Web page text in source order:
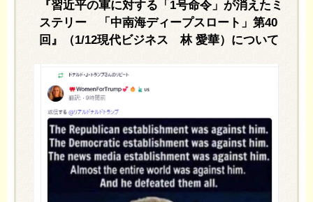
『習近平の軍に対する「1号命令」が消えたミ
ステリー 「中南海ディープスロート」第40
回』（1/12現代ビジネス 林 愛華）について